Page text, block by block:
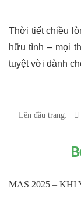
Thời tiết chiều
hữu tình – mọi
tuyệt vời dành
Lên đầu trang: